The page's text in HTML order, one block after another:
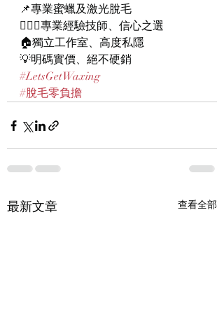
📌專業蜜蠟及激光脫毛
👨🏻‍⚕️專業經驗技師、信心之選
🏠獨立工作室、高度私隱
💡明碼實價、絕不硬銷
#LetsGetWaxing
#脫毛零負擔
最新文章 查看全部